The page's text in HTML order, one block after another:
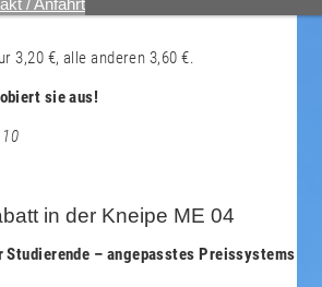
/ Anfahrt
3,20 €, alle anderen 3,60 €.
sie aus!
in der Kneipe ME 04
– angepasstes Preissystems